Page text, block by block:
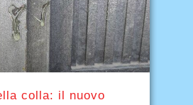
colla: il nuovo